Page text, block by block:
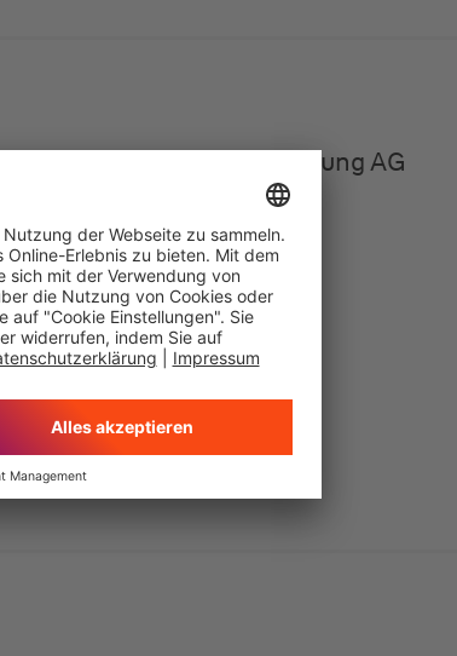
Lebensversicherung AG
& Württembergische AG